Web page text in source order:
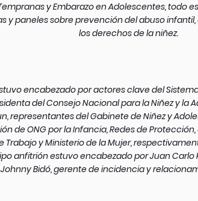
y Embarazo en Adolescentes, todo
y paneles sobre prevención del abuso
los derechos de la niñez.
encabezado por actores clave del
del Consejo Nacional para la Niñez y la
representantes del Gabinete de Niñez y
de ONG por la Infancia, Redes de
Trabajo y Ministerio de la Mujer,
anfitrión estuvo encabezado por Juan Carlo
Johnny Bidó, gerente de incidencia y